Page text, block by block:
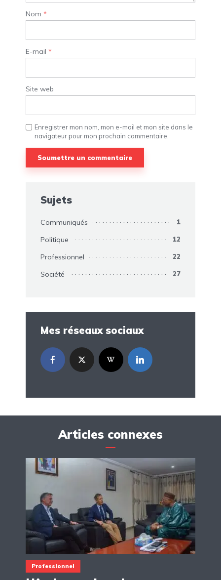
Nom *
E-mail *
Site web
Enregistrer mon nom, mon e-mail et mon site dans le
navigateur pour mon prochain commentaire.
Sujets
Communiqués 1
Politique 12
Professionnel 22
Société 27
Mes réseaux sociaux
Articles connexes
Professionnel